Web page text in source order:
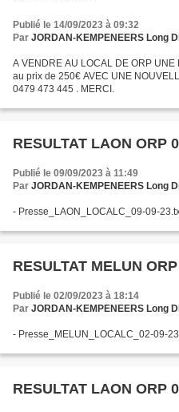
Publié le 14/09/2023 à 09:32
Par JORDAN-KEMPENEERS Long
A VENDRE AU LOCAL DE ORP
au prix de 250€ AVEC UNE
0479 473 445 . MERCI.
RESULTAT LAON ORP
Publié le 09/09/2023 à 11:49
Par JORDAN-KEMPENEERS Long
- Presse_LAON_LOCALC_09-09-
RESULTAT MELUN
Publié le 02/09/2023 à 18:14
Par JORDAN-KEMPENEERS Long
- Presse_MELUN_LOCALC_02-09-
RESULTAT LAON ORP